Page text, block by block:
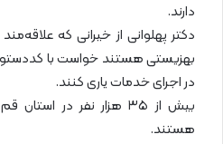
دارند.
دکتر پهلوانی از خیرانی که
در اجرای خدمات یاری کنند.
بیش از ۳۵ هزار نفر در
هستند.